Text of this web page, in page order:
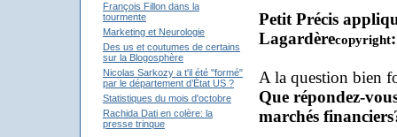
François Fillon dans la
tourmente
Marketing et Neurologie
Des us et coutumes de certains
sur la Blogosphère
Nicolas Sarkozy a t'il été "formé"
par le département d’État US ?
Statistiques du mois d'octobre
Rachida Dati en colère: la
presse trinque
Petit Précis
Lagardèrecopyright:
A la question bien
Que répondez-
marchés